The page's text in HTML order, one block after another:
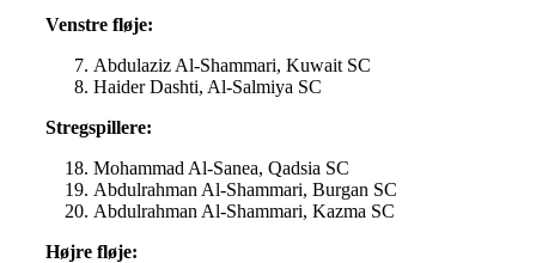
Venstre fløje:
Abdulaziz Al-Shammari, Kuwait SC
Haider Dashti, Al-Salmiya SC
Stregspillere:
Mohammad Al-Sanea, Qadsia SC
Abdulrahman Al-Shammari, Burgan SC
Abdulrahman Al-Shammari, Kazma SC
Højre fløje: